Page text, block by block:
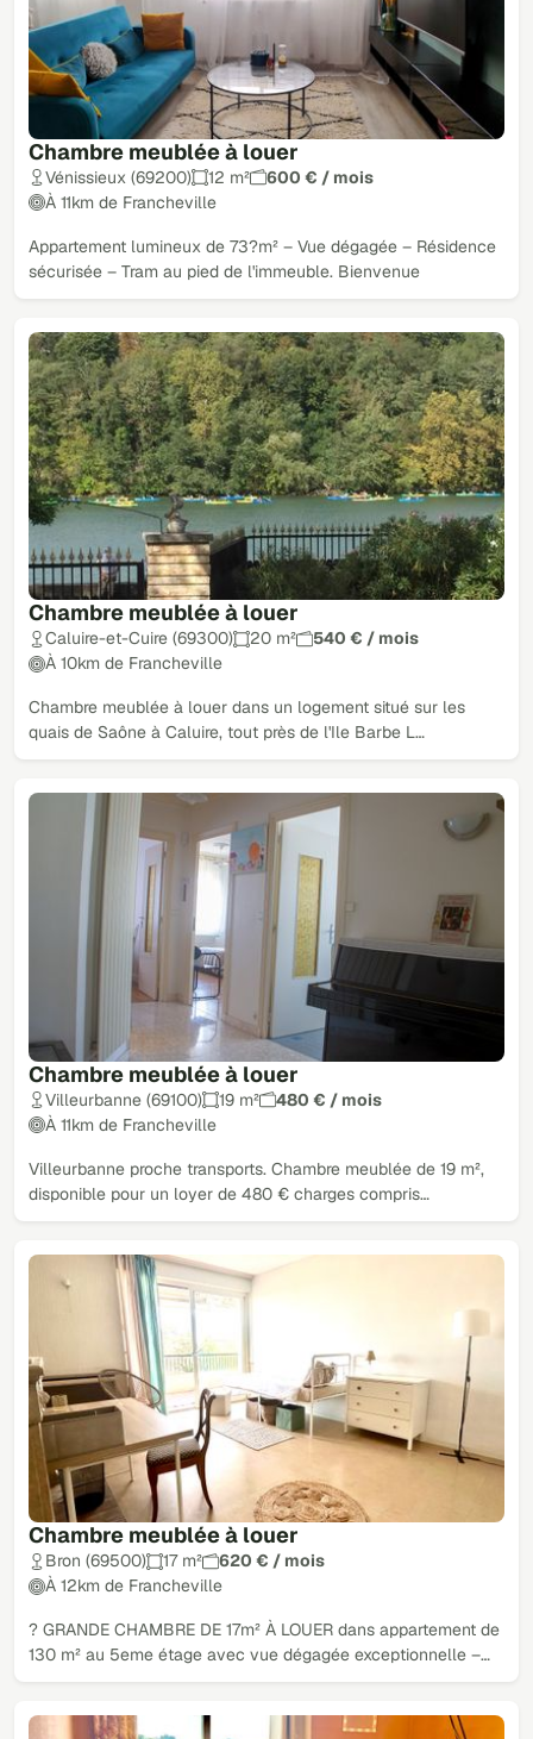
Chambre meublée à louer
Vénissieux (69200) 12 m²
600 € / mois
À 11km de Francheville
Appartement lumineux de 73?m² – Vue dégagée – Résidence
sécurisée – Tram au pied de l'immeuble. Bienvenue
Chambre meublée à louer
Caluire-et-Cuire (69300) 20 m²
540 € / mois
À 10km de Francheville
Chambre meublée à louer dans un logement situé sur les
quais de Saône à Caluire, tout près de l'Ile Barbe L…
Chambre meublée à louer
Villeurbanne (69100) 19 m²
480 € / mois
À 11km de Francheville
Villeurbanne proche transports. Chambre meublée de 19 m²,
disponible pour un loyer de 480 € charges compris…
Chambre meublée à louer
Bron (69500) 17 m²
620 € / mois
À 12km de Francheville
? GRANDE CHAMBRE DE 17m² À LOUER dans appartement de
130 m² au 5eme étage avec vue dégagée exceptionnelle –…